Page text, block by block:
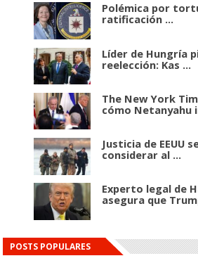
Polémica por
ratificación ...
Líder de Hungría
reelección: Kas ...
The New York
cómo Netanyahu
Justicia de EEUU
considerar al ...
Experto legal de
asegura que
POSTS POPULARES